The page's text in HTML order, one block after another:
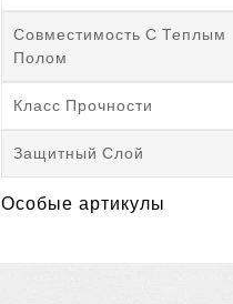
Совместимость С Теплым
Полом
Класс Прочности
Защитный Слой
Особые артикулы